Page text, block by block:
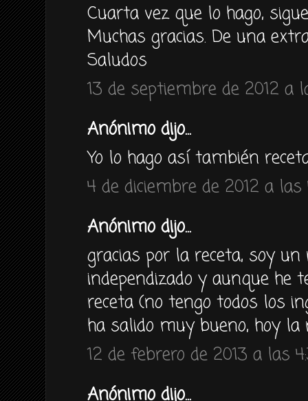
Cuarta vez que lo hago,
Muchas gracias. De una
Saludos
13 de septiembre de 2012 a
Anónimo dijo...
Yo lo hago así también
4 de diciembre de 2012 a las
Anónimo dijo...
gracias por la receta, soy un
independizado y aunque he
receta (no tengo todos los
ha salido muy bueno, hoy
12 de febrero de 2013 a las
Anónimo dijo...